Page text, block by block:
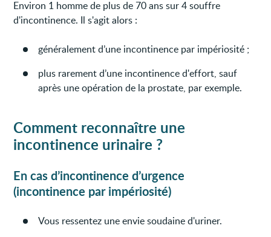
Environ 1 homme de plus de 70 ans sur 4 souffre
d'incontinence. Il s'agit alors :
généralement d’une incontinence par impériosité ;
plus rarement d’une incontinence d'effort, sauf
après une opération de la prostate, par exemple.
Comment reconnaître une
incontinence urinaire ?
En cas d’incontinence d’urgence
(incontinence par impériosité)
Vous ressentez une envie soudaine d'uriner.